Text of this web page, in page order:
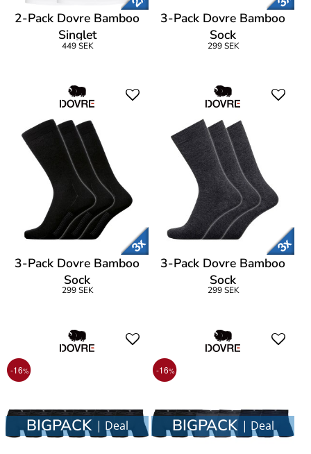
2-Pack Dovre Bamboo
Singlet
449 SEK
3-Pack Dovre Bamboo
Sock
299 SEK
3-Pack Dovre Bamboo
Sock
299 SEK
3-Pack Dovre Bamboo
Sock
299 SEK
-16%
BIGPACK | Deal
-16%
BIGPACK | Deal